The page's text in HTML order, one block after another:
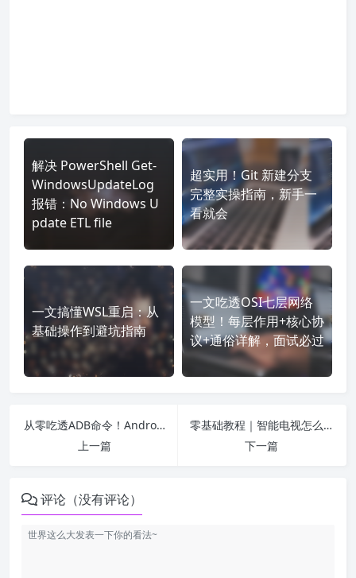
解决 PowerShell Get-
WindowsUpdateLog
报错：No Windows U
pdate ETL file
超实用！Git 新建分支
完整实操指南，新手一
看就会
一文搞懂WSL重启：从
基础操作到避坑指南
一文吃透OSI七层网络
模型！每层作用+核心协
议+通俗详解，面试必过
从零吃透ADB命令！Android调试必备高频指令大全
上一篇
零基础教程｜智能电视怎么安装游戏？3种方法全覆盖，小白也能秒会
下一篇
评论（没有评论）